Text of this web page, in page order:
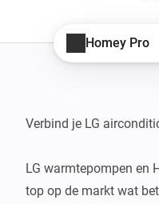
Homey Pro
Verbind je LG
LG warmtepompen en
top op de markt wat